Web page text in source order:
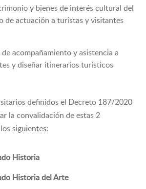
y bienes de interés cultural del
de actuación a turistas y visitantes
acompañamiento y asistencia a
y diseñar itinerarios turísticos
definidos el Decreto 187/2020
la convalidación de estas 2
siguientes:
Historia
Historia del Arte